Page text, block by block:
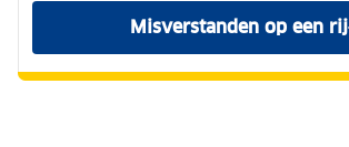
Misverstanden op een rij
bekijken.